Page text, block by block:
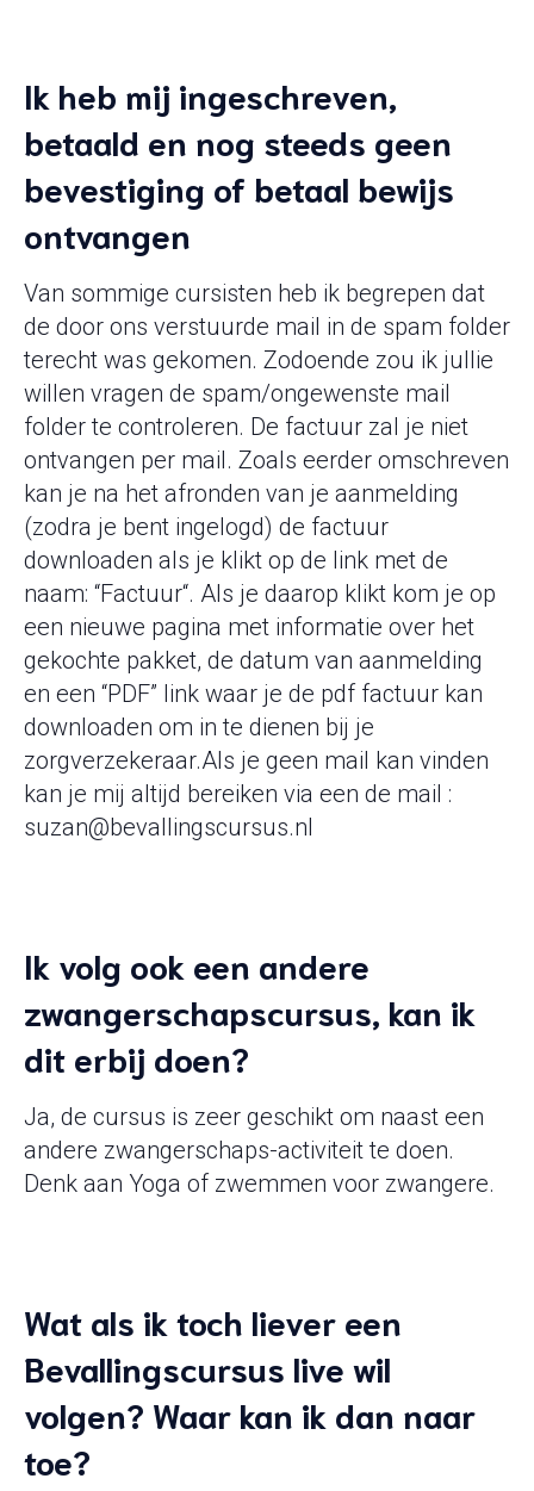
Ik heb mij ingeschreven,
betaald en nog steeds geen
bevestiging of betaal bewijs
ontvangen
Van sommige cursisten heb ik begrepen dat
de door ons verstuurde mail in de spam folder
terecht was gekomen. Zodoende zou ik jullie
willen vragen de spam/ongewenste mail
folder te controleren. De factuur zal je niet
ontvangen per mail. Zoals eerder omschreven
kan je na het afronden van je aanmelding
(zodra je bent ingelogd) de factuur
downloaden als je klikt op de link met de
naam: “Factuur“. Als je daarop klikt kom je op
een nieuwe pagina met informatie over het
gekochte pakket, de datum van aanmelding
en een “PDF” link waar je de pdf factuur kan
downloaden om in te dienen bij je
zorgverzekeraar.Als je geen mail kan vinden
kan je mij altijd bereiken via een de mail :
suzan@bevallingscursus.nl
Ik volg ook een andere
zwangerschapscursus, kan ik
dit erbij doen?
Ja, de cursus is zeer geschikt om naast een
andere zwangerschaps-activiteit te doen.
Denk aan Yoga of zwemmen voor zwangere.
Wat als ik toch liever een
Bevallingscursus live wil
volgen? Waar kan ik dan naar
toe?